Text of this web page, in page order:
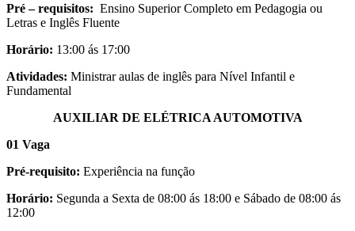
Pré – requisitos: Ensino Superior Completo em Pedagogia ou
Letras e Inglês Fluente
Horário: 13:00 ás 17:00
Atividades: Ministrar aulas de inglês para Nível Infantil e
Fundamental
AUXILIAR DE ELÉTRICA AUTOMOTIVA
01 Vaga
Pré-requisito: Experiência na função
Horário: Segunda a Sexta de 08:00 ás 18:00 e Sábado de 08:00 ás
12:00